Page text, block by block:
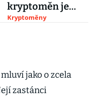
kryptoměn je
novou šancí pro
Kryptoměny
jako o zcela
zastánci